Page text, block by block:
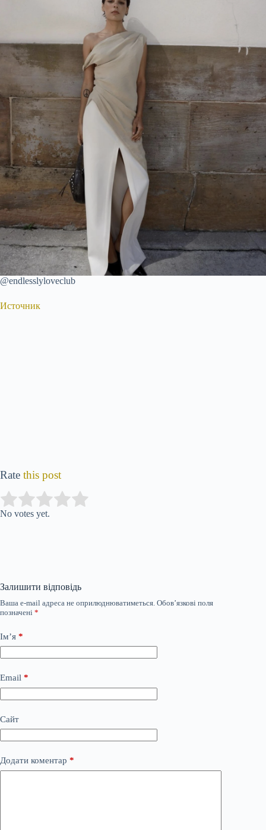
@endlesslyloveclub
Источник
Rate this post
Rate this item:
No votes yet.
Залишити відповідь
Ваша e-mail адреса не оприлюднюватиметься. Обов’язкові поля
позначені *
Ім’я *
Email *
Сайт
Додати коментар *